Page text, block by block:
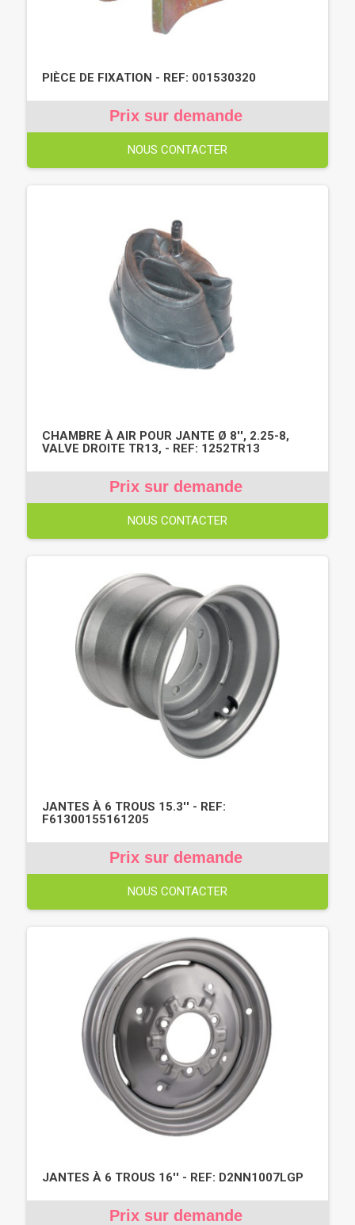
PIÈCE DE FIXATION - REF: 001530320
Prix sur demande
NOUS CONTACTER
CHAMBRE À AIR POUR JANTE Ø 8'', 2.25-8,
VALVE DROITE TR13, - REF: 1252TR13
Prix sur demande
NOUS CONTACTER
JANTES À 6 TROUS 15.3'' - REF:
F61300155161205
Prix sur demande
NOUS CONTACTER
JANTES À 6 TROUS 16'' - REF: D2NN1007LGP
Prix sur demande